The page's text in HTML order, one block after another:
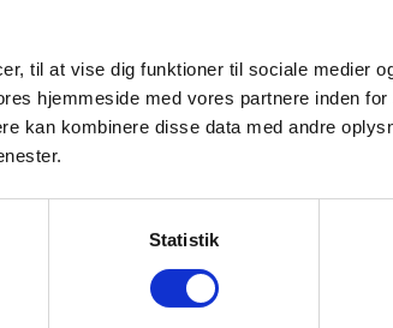
til at vise dig funktioner til sociale medier
hjemmeside med vores partnere inden for
kan kombinere disse data med andre
Statistik
NYBORG• 65 31 31 05•INFO@HOLCKENHAVN.DK